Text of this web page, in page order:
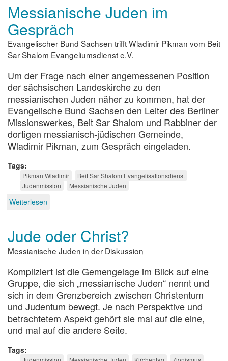
Versiegelung
Messianische Juden im
Gespräch
Evangelischer Bund Sachsen trifft Wladimir Pikman vom Beit
Sar Shalom Evangeliumsdienst e.V.
Um der Frage nach einer angemessenen Position
der sächsischen Landeskirche zu den
messianischen Juden näher zu kommen, hat der
Evangelische Bund Sachsen den Leiter des Berliner
Missionswerkes, Beit Sar Shalom und Rabbiner der
dortigen messianisch-jüdischen Gemeinde,
Wladimir Pikman, zum Gespräch eingeladen.
Tags
Pikman Wladimir
Beit Sar Shalom Evangelisationsdienst
Judenmission
Messianische Juden
Weiterlesen
Gespräch
Jude oder Christ?
Messianische Juden in der Diskussion
Kompliziert ist die Gemengelage im Blick auf eine
Gruppe, die sich „messianische Juden“ nennt und
sich in dem Grenzbereich zwischen Christentum
und Judentum bewegt. Je nach Perspektive und
betrachtetem Aspekt gehört sie mal auf die eine,
und mal auf die andere Seite.
Tags